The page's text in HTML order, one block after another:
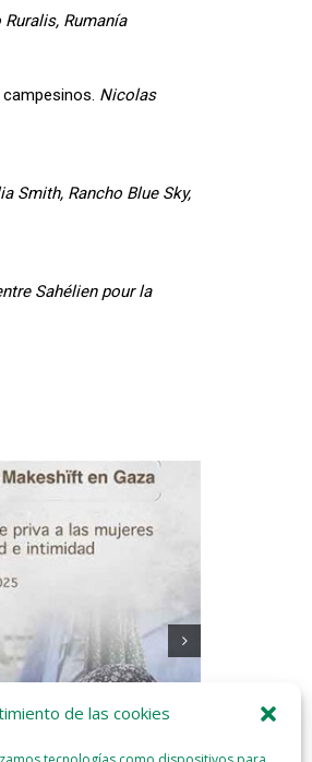
de las cookies
Rumanía
Nicolas
Smith, Rancho Blue Sky,
Sahélien pour la